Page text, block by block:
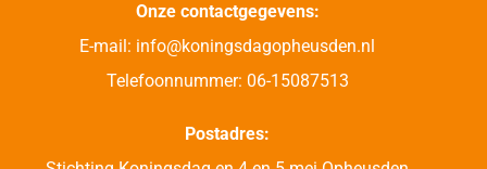
Onze contactgegevens:
E-mail: info@koningsdagopheusden.nl
Telefoonnummer: 06-15087513
Postadres: